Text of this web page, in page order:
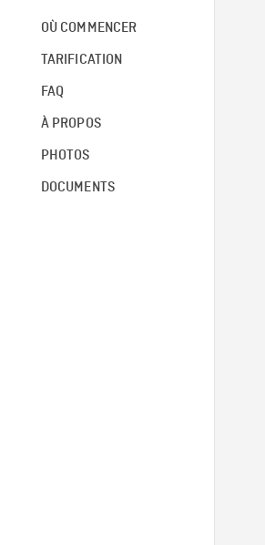
OÙ COMMENCER
TARIFICATION
FAQ
À PROPOS
PHOTOS
DOCUMENTS